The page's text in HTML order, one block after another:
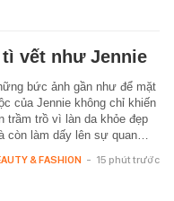
vết như Jennie
bức ảnh gần như để mặt
của Jennie không chỉ khiến
trầm trồ vì làn da khỏe đẹp
còn làm dấy lên sự quan…
& FASHION - 15 phút trước